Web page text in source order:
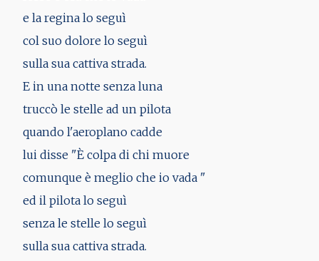
e la regina lo seguì
col suo dolore lo seguì
sulla sua cattiva strada.
E in una notte senza luna
truccò le stelle ad un pilota
quando l'aeroplano cadde
lui disse "È colpa di chi muore
comunque è meglio che io vada "
ed il pilota lo seguì
senza le stelle lo seguì
sulla sua cattiva strada.